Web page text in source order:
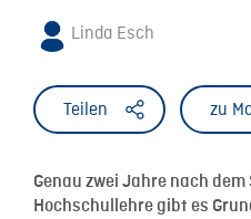
Linda Esch
Teilen zu
Genau zwei Jahre nach
Hochschullehre gibt es